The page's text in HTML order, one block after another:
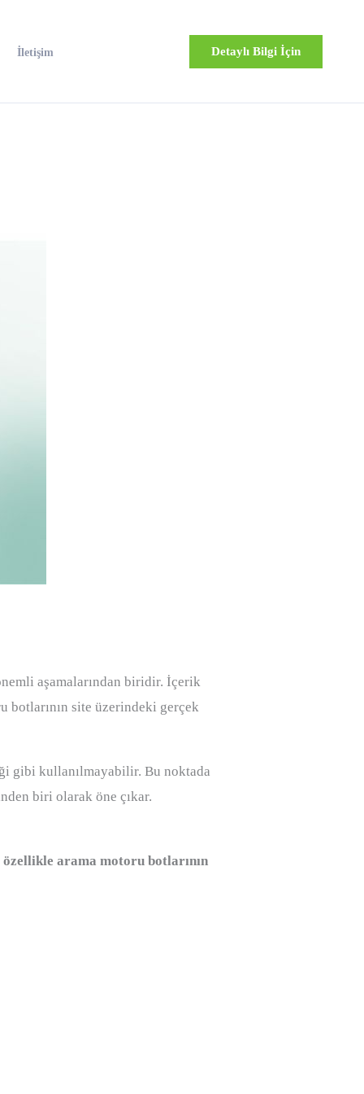
İletişim Detaylı Bilgi İçin
aşamalarından biridir. İçerik
botlarının site üzerindeki gerçek
gibi kullanılmayabilir. Bu noktada
biri olarak öne çıkar.
özellikle arama motoru botlarının